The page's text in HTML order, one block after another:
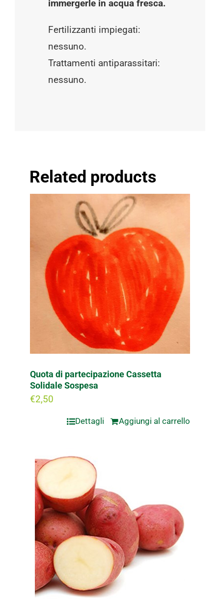
immergerle in acqua fresca.
Fertilizzanti impiegati:
nessuno.
Trattamenti antiparassitari:
nessuno.
Related products
Quota di partecipazione Cassetta
Solidale Sospesa
€2,50
Aggiungi al carrello
Dettagli